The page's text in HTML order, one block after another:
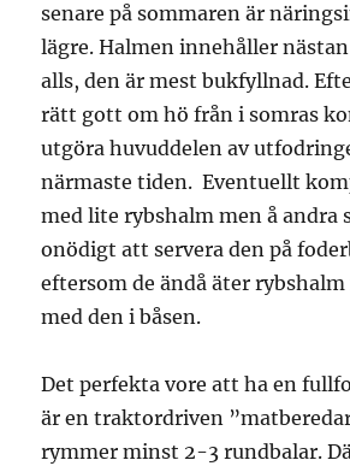
senare på sommaren är
lägre. Halmen innehåller
alls, den är mest bukfyllnad.
rätt gott om hö från i somras
utgöra huvuddelen av
närmaste tiden. Eventuellt
med lite rybshalm men å andra
onödigt att servera den på
eftersom de ändå äter
med den i båsen.
Det perfekta vore att ha en
är en traktordriven
rymmer minst 2-3 rundbalar.